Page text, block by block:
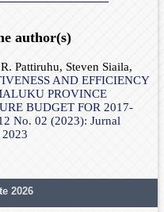
author(s)
Pattiruhu, Steven Siaila,
AND EFFICIENCY
PROVINCE
BUDGET FOR 2017-
No. 02 (2023): Jurnal
2026